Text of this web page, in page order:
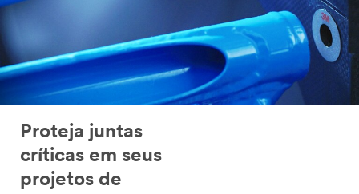
Proteja juntas
críticas em seus
projetos de